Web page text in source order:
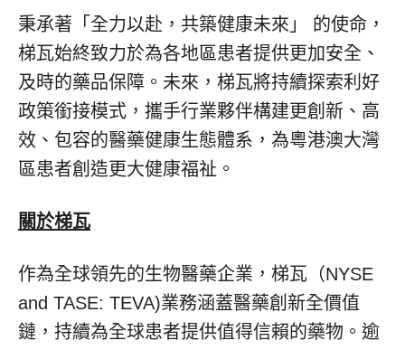
秉承著「全力以赴，共築健康未來」 的使命，
梯瓦始終致力於為各地區患者提供更加安全、
及時的藥品保障。未來，梯瓦將持續探索利好
政策銜接模式，攜手行業夥伴構建更創新、高
效、包容的醫藥健康生態體系，為粵港澳大灣
區患者創造更大健康福祉。
關於梯瓦
作為全球領先的生物醫藥企業，梯瓦（NYSE
and TASE: TEVA)業務涵蓋醫藥創新全價值
鏈，持續為全球患者提供值得信賴的藥物。逾